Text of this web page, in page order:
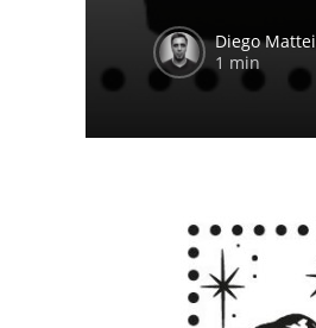
Diego Mattei
1 min